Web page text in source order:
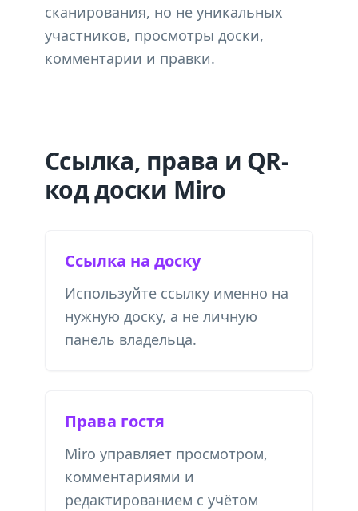
сканирования, но не уникальных
участников, просмотры доски,
комментарии и правки.
Ссылка, права и QR-
код доски Miro
Ссылка на доску
Используйте ссылку именно на
нужную доску, а не личную
панель владельца.
Права гостя
Miro управляет просмотром,
комментариями и
редактированием с учётом